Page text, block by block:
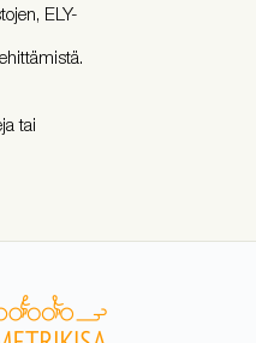
ELY-
tai